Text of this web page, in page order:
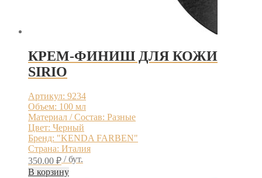
КРЕМ-ФИНИШ ДЛЯ КОЖИ
SIRIO
Артикул: 9234
Объем: 100 мл
Материал / Состав: Разные
Цвет: Черный
Бренд: "KENDA FARBEN"
Страна: Италия
350.00 ₽ / бут.
В корзину